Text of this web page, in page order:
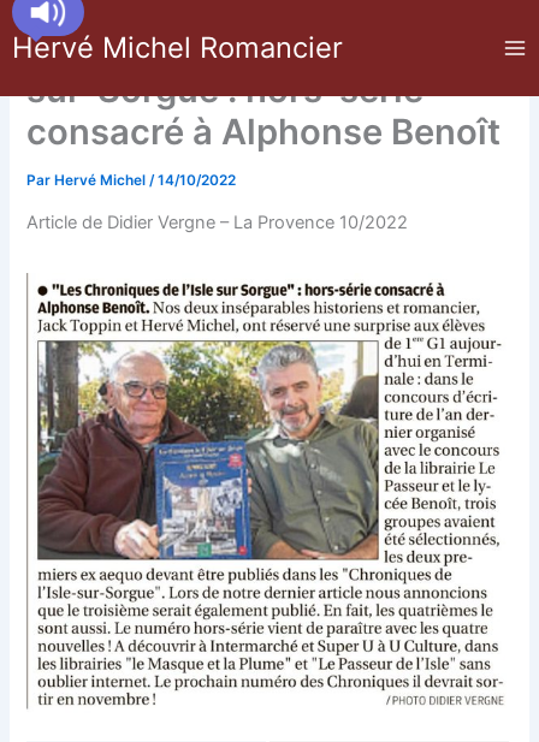
Aller
auHervé Michel Romancier
Les Chroniques de L’Isle-
sur-Sorgue : hors-série
consacré à Alphonse Benoît
ParHervé Michel/14/10/2022
Article de Didier Vergne – La Provence 10/2022